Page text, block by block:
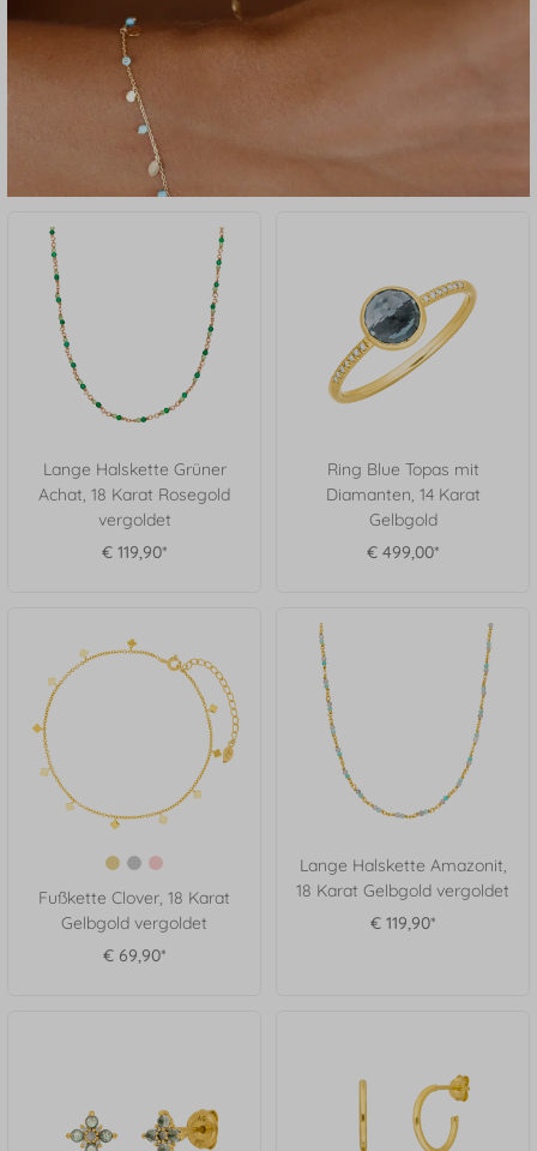
Lange Halskette Grüner
Achat, 18 Karat Rosegold
vergoldet
€ 119,90*
Ring Blue Topas mit
Diamanten, 14 Karat
Gelbgold
€ 499,00*
Fußkette Clover, 18 Karat
Gelbgold vergoldet
€ 69,90*
Lange Halskette Amazonit,
18 Karat Gelbgold vergoldet
€ 119,90*